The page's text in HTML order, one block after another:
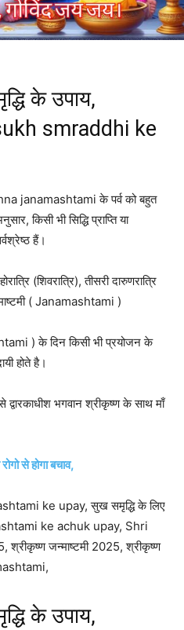
के उपाय,
smraddhi ke
janamashtami के पर्व को बहुत
किसी भी सिद्धि प्राप्ति या
हैं।
(शिवरात्रि), तीसरी दारुणरात्रि
( Janamashtami )
) के दिन किसी भी प्रयोजन के
होते है।
द्वारकाधीश भगवान श्रीकृष्ण के साथ माँ
से होगा बचाव,
ke upay, सुख समृद्धि के लिए
ke achuk upay, Shri
जन्माष्टमी 2025, श्रीकृष्ण
के उपाय,